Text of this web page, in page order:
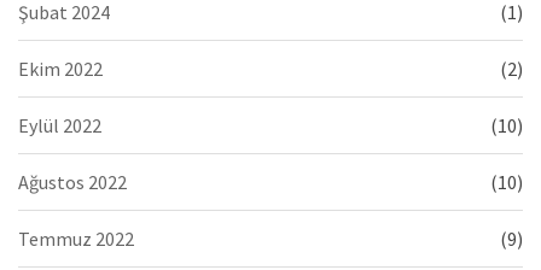
Şubat 2024 (1)
Ekim 2022 (2)
Eylül 2022 (10)
Ağustos 2022 (10)
Temmuz 2022 (9)